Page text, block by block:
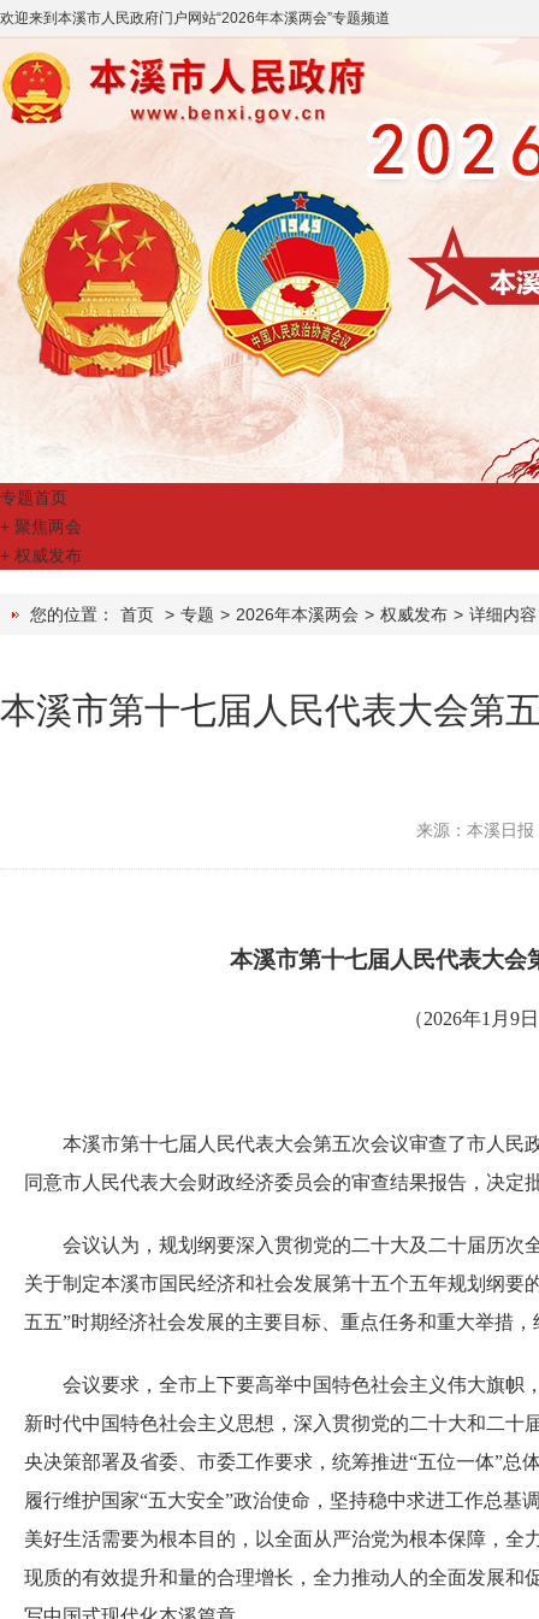
欢迎来到 本溪市人民政府门户网站“2026年本溪两会”专题频道
专题首页
+ 聚焦两会
+ 权威发布
您的位置： 首页 > 专题 > 2026年本溪两会 > 权威发布 > 详细内容
本溪市第十七届人民代表大会第
来源：本溪日报
本溪市第十七届人民代表大会
（2026年1月
本溪市第十七届人民代表大会第五次会议审查了市人民
同意市人民代表大会财政经济委员会的审查结果报告，决定
会议认为，规划纲要深入贯彻党的二十大及二十届历次
关于制定本溪市国民经济和社会发展第十五个五年规划纲
五五”时期经济社会发展的主要目标、重点任务和重大举措
会议要求，全市上下要高举中国特色社会主义伟大旗帜
新时代中国特色社会主义思想，深入贯彻党的二十大和二
央决策部署及省委、市委工作要求，统筹推进“五位一体”总
履行维护国家“五大安全”政治使命，坚持稳中求进工作总
美好生活需要为根本目的，以全面从严治党为根本保障，
现质的有效提升和量的合理增长，全力推动人的全面发展